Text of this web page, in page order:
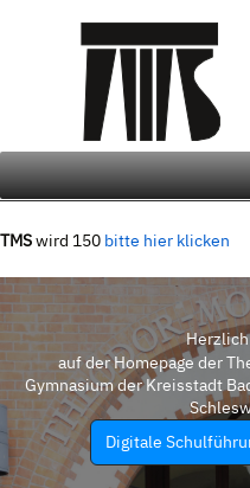
TMSwird 150 bitte hier klicken
auf der Homepage der
Gymnasium der Kreisstadt
Digitale